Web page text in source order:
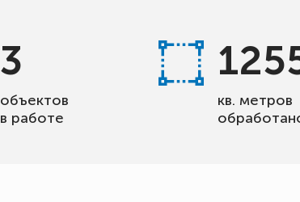
3
объектов
в работе
кв. метров